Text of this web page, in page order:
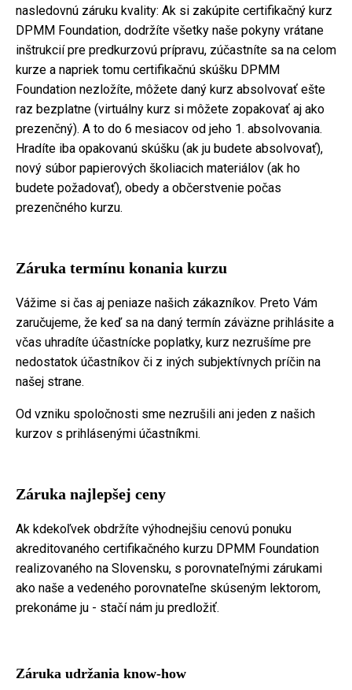
nasledovnú záruku kvality: Ak si zakúpite certifikačný kurz
DPMM Foundation, dodržíte všetky naše pokyny vrátane
inštrukcií pre predkurzovú prípravu, zúčastníte sa na celom
kurze a napriek tomu certifikačnú skúšku DPMM
Foundation nezložíte, môžete daný kurz absolvovať ešte
raz bezplatne (virtuálny kurz si môžete zopakovať aj ako
prezenčný). A to do 6 mesiacov od jeho 1. absolvovania.
Hradíte iba opakovanú skúšku (ak ju budete absolvovať),
nový súbor papierových školiacich materiálov (ak ho
budete požadovať), obedy a občerstvenie počas
prezenčného kurzu.
Záruka termínu konania kurzu
Vážime si čas aj peniaze našich zákazníkov. Preto Vám
zaručujeme, že keď sa na daný termín záväzne prihlásite a
včas uhradíte účastnícke poplatky, kurz nezrušíme pre
nedostatok účastníkov či z iných subjektívnych príčin na
našej strane.
Od vzniku spoločnosti sme nezrušili ani jeden z našich
kurzov s prihlásenými účastníkmi.
Záruka najlepšej ceny
Ak kdekoľvek obdržíte výhodnejšiu cenovú ponuku
akreditovaného certifikačného kurzu DPMM Foundation
realizovaného na Slovensku, s porovnateľnými zárukami
ako naše a vedeného porovnateľne skúseným lektorom,
prekonáme ju - stačí nám ju predložiť.
Záruka udržania know-how